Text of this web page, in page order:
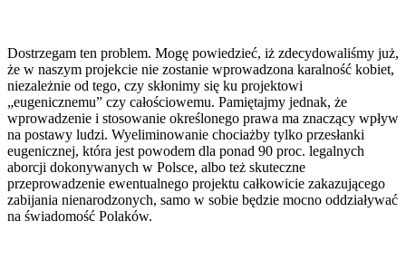
Dostrzegam ten problem. Mogę powiedzieć, iż zdecydowaliśmy już,
że w naszym projekcie nie zostanie wprowadzona karalność kobiet,
niezależnie od tego, czy skłonimy się ku projektowi
„eugenicznemu” czy całościowemu. Pamiętajmy jednak, że
wprowadzenie i stosowanie określonego prawa ma znaczący wpływ
na postawy ludzi. Wyeliminowanie chociażby tylko przesłanki
eugenicznej, która jest powodem dla ponad 90 proc. legalnych
aborcji dokonywanych w Polsce, albo też skuteczne
przeprowadzenie ewentualnego projektu całkowicie zakazującego
zabijania nienarodzonych, samo w sobie będzie mocno oddziaływać
na świadomość Polaków.